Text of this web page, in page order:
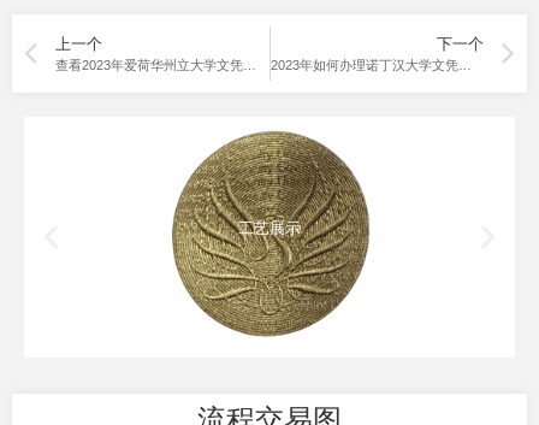
上一个 下一个
2023年如何办理诺丁汉大学文凭证书呢，这件事是否可行？
工艺展示